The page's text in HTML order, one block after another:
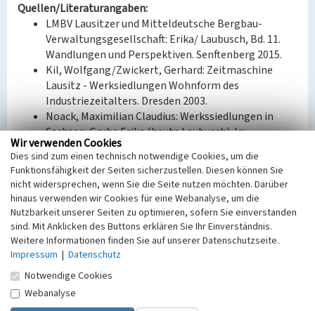
Quellen/Literaturangaben:
LMBV Lausitzer und Mitteldeutsche Bergbau-
Verwaltungsgesellschaft: Erika/ Laubusch, Bd. 11.
Wandlungen und Perspektiven. Senftenberg 2015.
Kil, Wolfgang/Zwickert, Gerhard: Zeitmaschine
Lausitz - Werksiedlungen Wohnform des
Industriezeitalters. Dresden 2003.
Noack, Maximilian Claudius: Werkssiedlungen in
Sachsen: Grube Erika (heute Laubusch). In:
Werkbericht Deutscher Werkbund Sachsen 4 (2016),
S. 94-95.
Bauherr / Auftraggeber:
Bauherr: ILSE Bergbau-A.G.
Entwurf: Ewald Kleffel (1878-1952) (Architekt)
BKM-Nummer:31000187
Kolonie Erika, Parkstraße 5 und 5a
Wir verwenden Cookies
Dies sind zum einen technisch notwendige Cookies, um die
Funktionsfähigkeit der Seiten sicherzustellen. Diesen können Sie
nicht widersprechen, wenn Sie die Seite nutzen möchten. Darüber
hinaus verwenden wir Cookies für eine Webanalyse, um die
Nutzbarkeit unserer Seiten zu optimieren, sofern Sie einverstanden
sind. Mit Anklicken des Buttons erklären Sie Ihr Einverständnis.
Weitere Informationen finden Sie auf unserer Datenschutzseite.
Impressum | Datenschutz
Notwendige Cookies
Webanalyse